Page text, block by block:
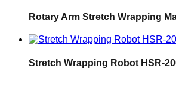
Rotary Arm Stretch Wrapping
Stretch Wrapping Robot HSR-